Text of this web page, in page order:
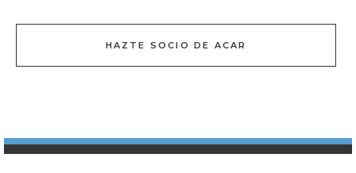
HAZTE SOCIO DE ACAR